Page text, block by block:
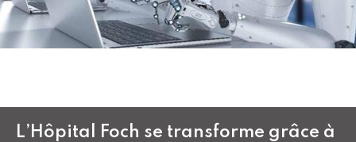
L’Hôpital Foch se transforme grâce à